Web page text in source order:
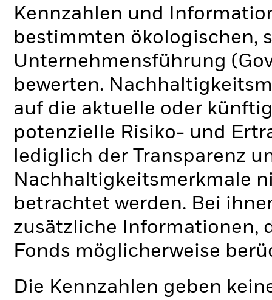
Kennzahlen und
bestimmten ökologischen,
Unternehmensführung
bewerten.
auf die aktuelle oder
potenzielle Risiko- und
lediglich der Transparenz
Nachhaltigkeitsmerkmale
betrachtet werden. Bei
zusätzliche Informationen,
Fonds möglicherweise
Die Kennzahlen geben